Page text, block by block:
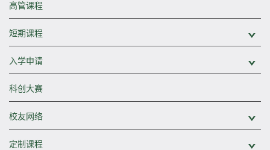
高管课程
短期课程
入学申请
科创大赛
校友网络
定制课程